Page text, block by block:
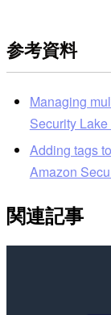
参考資料
Managing
Security
Adding tags
Amazon
関連記事